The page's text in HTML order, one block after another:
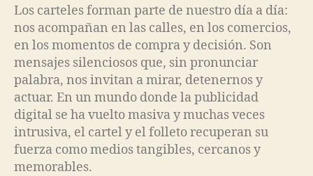
Los carteles forman parte de nuestro día a día:
nos acompañan en las calles, en los comercios,
en los momentos de compra y decisión. Son
mensajes silenciosos que, sin pronunciar
palabra, nos invitan a mirar, detenernos y
actuar. En un mundo donde la publicidad
digital se ha vuelto masiva y muchas veces
intrusiva, el cartel y el folleto recuperan su
fuerza como medios tangibles, cercanos y
memorables.